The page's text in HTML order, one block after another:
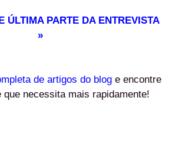
ÚLTIMA PARTE DA ENTREVISTA
»
de artigos do bloge encontre
que necessita mais rapidamente!